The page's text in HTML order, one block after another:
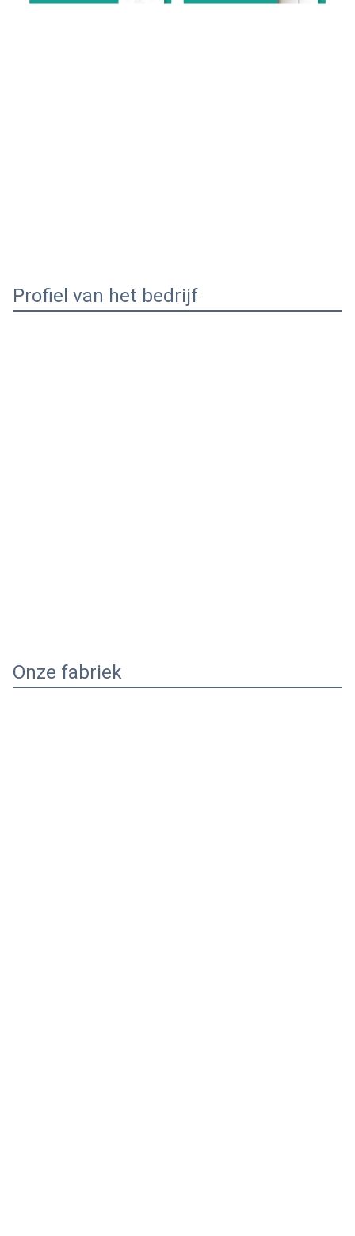
Profiel van het bedrijf
Onze fabriek